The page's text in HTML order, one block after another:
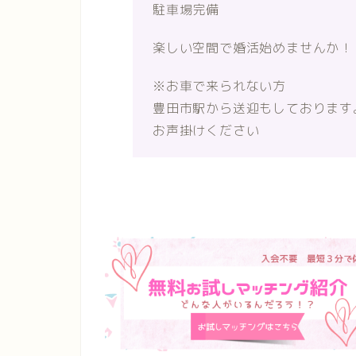
駐車場完備
楽しい空間で婚活始めませんか！
※お車で来られない方
豊田市駅から送迎もしております
お声掛けください